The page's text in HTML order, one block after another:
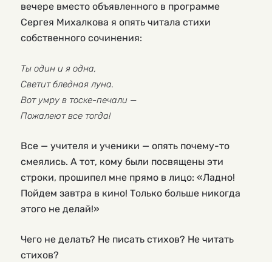
вечере вместо объявленного в программе
Сергея Михалкова я опять читала стихи
собственного сочинения:
Ты один и я одна,
Светит бледная луна.
Вот умру в тоске-печали —
Пожалеют все тогда!
Все — учителя и ученики — опять почему-то
смеялись. А тот, кому были посвящены эти
строки, прошипел мне прямо в лицо: «Ладно!
Пойдем завтра в кино! Только больше никогда
этого не делай!»
Чего не делать? Не писать стихов? Не читать
стихов?